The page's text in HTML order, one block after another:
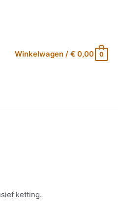
Winkelwagen/ €0,00 0
ketting.